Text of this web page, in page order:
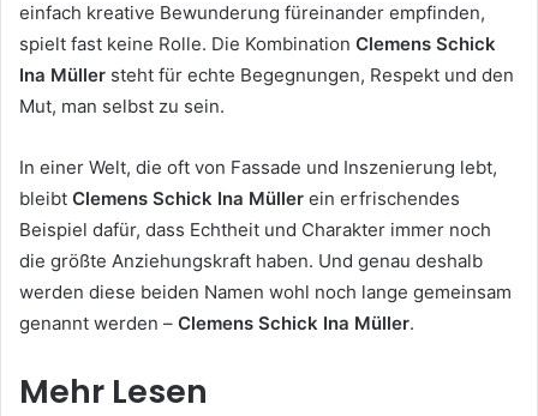
einfach kreative Bewunderung füreinander empfinden,
spielt fast keine Rolle. Die Kombination Clemens Schick
Ina Müller steht für echte Begegnungen, Respekt und den
Mut, man selbst zu sein.
In einer Welt, die oft von Fassade und Inszenierung lebt,
bleibt Clemens Schick Ina Müller ein erfrischendes
Beispiel dafür, dass Echtheit und Charakter immer noch
die größte Anziehungskraft haben. Und genau deshalb
werden diese beiden Namen wohl noch lange gemeinsam
genannt werden – Clemens Schick Ina Müller.
Mehr Lesen